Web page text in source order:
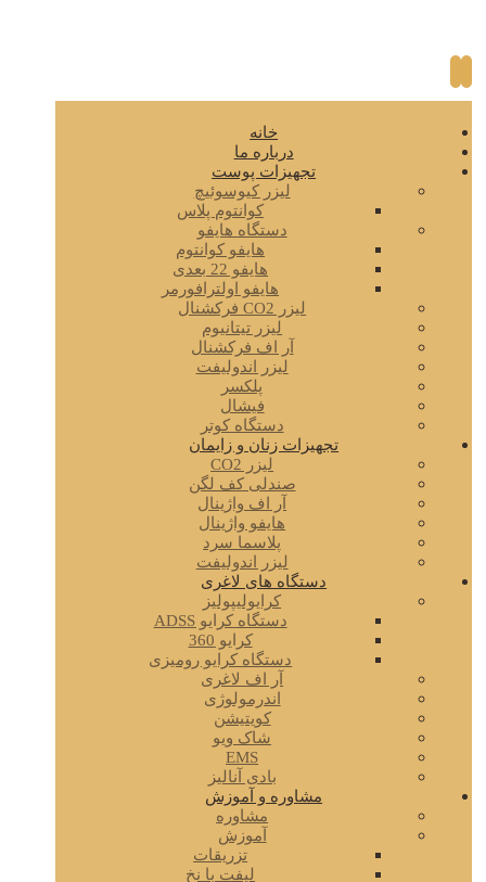
خانه
درباره ما
تجهیزات پوست
لیزر کیوسوئیچ
کوانتوم پلاس
دستگاه هایفو
هایفو کوانتوم
هایفو 22 بعدی
هایفو اولترافورمر
لیزر CO2 فرکشنال
لیزر تیتانیوم
آر اف فرکشنال
لیزر اندولیفت
پلکسر
فیشال
دستگاه کوتر
تجهیزات زنان و زایمان
لیزر CO2
صندلی کف لگن
آر اف واژینال
هایفو واژینال
پلاسما سرد
لیزر اندولیفت
دستگاه های لاغری
کرایولیپولیز
دستگاه کرایو ADSS
کرایو 360
دستگاه کرایو رومیزی
آر اف لاغری
اندرمولوژی
کویتیشن
شاک ویو
EMS
بادی آنالیز
مشاوره و آموزش
مشاوره
آموزش
تزریقات
لیفت با نخ